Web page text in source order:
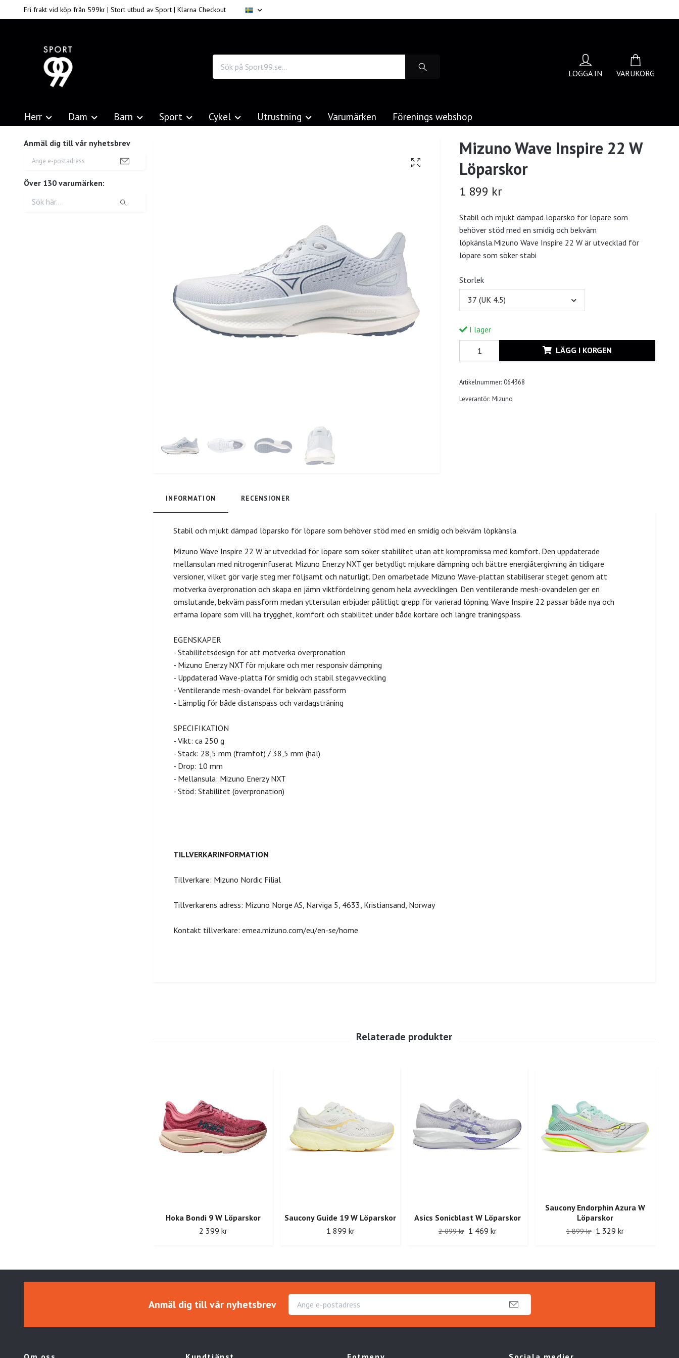
Fri frakt vid köp från 599kr | Stort utbud av Sport | Klarna Checkout
LOGGA IN VARUKORG
Herr Dam Barn Sport Cykel Utrustning Varumärken Förenings webshop
Anmäl dig till vår nyhetsbrev
Över 130 varumärken:
Mizuno Wave Inspire 22 W
Löparskor
1 899 kr
Stabil och mjukt dämpad löparsko för löpare som
behöver stöd med en smidig och bekväm
löpkänsla.Mizuno Wave Inspire 22 W är utvecklad för
löpare som söker stabi
Storlek
37 (UK 4.5)
I lager
LÄGG I KORGEN
Artikelnummer: 064368
Leverantör: Mizuno
INFORMATION RECENSIONER
Stabil och mjukt dämpad löparsko för löpare som behöver stöd med en smidig och bekväm löpkänsla.
Mizuno Wave Inspire 22 W är utvecklad för löpare som söker stabilitet utan att kompromissa med komfort. Den uppdaterade
mellansulan med nitrogeninfuserat Mizuno Enerzy NXT ger betydligt mjukare dämpning och bättre energiåtergivning än tidigare
versioner, vilket gör varje steg mer följsamt och naturligt. Den omarbetade Mizuno Wave-plattan stabiliserar steget genom att
motverka överpronation och skapa en jämn viktfördelning genom hela avvecklingen. Den ventilerande mesh-ovandelen ger en
omslutande, bekväm passform medan yttersulan erbjuder pålitligt grepp för varierad löpning. Wave Inspire 22 passar både nya och
erfarna löpare som vill ha trygghet, komfort och stabilitet under både kortare och längre träningspass.
EGENSKAPER
- Stabilitetsdesign för att motverka överpronation
- Mizuno Enerzy NXT för mjukare och mer responsiv dämpning
- Uppdaterad Wave-platta för smidig och stabil stegavveckling
- Ventilerande mesh-ovandel för bekväm passform
- Lämplig för både distanspass och vardagsträning
SPECIFIKATION
- Vikt: ca 250 g
- Stack: 28,5 mm (framfot) / 38,5 mm (häl)
- Drop: 10 mm
- Mellansula: Mizuno Enerzy NXT
- Stöd: Stabilitet (överpronation)
TILLVERKARINFORMATION
Tillverkare: Mizuno Nordic Filial
Tillverkarens adress: Mizuno Norge AS, Narviga 5, 4633, Kristiansand, Norway
Kontakt tillverkare: emea.mizuno.com/eu/en-se/home
Hoka Bondi 9 W Löparskor
2 399 kr
Saucony Guide 19 W Löparskor
1 899 kr
Asics Sonicblast W Löparskor
2 099 kr 1 469 kr
Saucony Endorphin Azura W
Löparskor
1 899 kr 1 329 kr
Anmäl dig till vår nyhetsbrev